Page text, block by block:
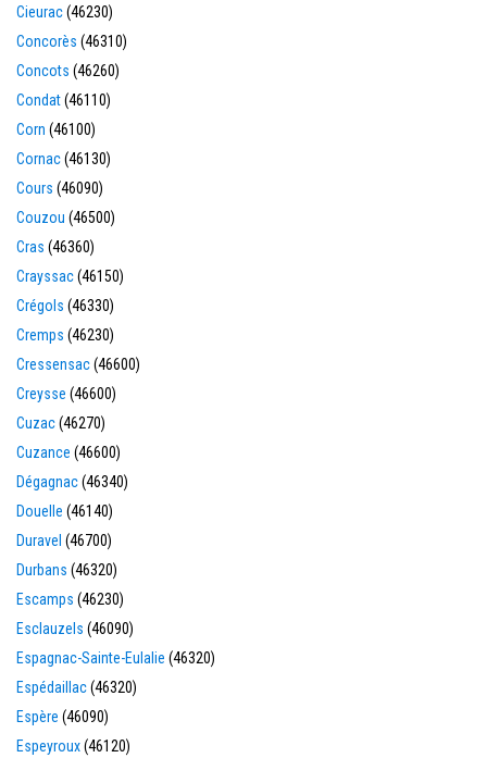
Cieurac(46230)
Concorès (46310)
Concots (46260)
Condat(46110)
Corn (46100)
Cornac(46130)
Cours (46090)
Couzou (46500)
Cras (46360)
Crayssac(46150)
Crégols (46330)
Cremps (46230)
Cressensac(46600)
Creysse (46600)
Cuzac(46270)
Cuzance (46600)
Dégagnac(46340)
Douelle (46140)
Duravel (46700)
Durbans (46320)
Escamps (46230)
Esclauzels (46090)
Espagnac-Sainte-Eulalie (46320)
Espédaillac(46320)
Espère (46090)
Espeyroux(46120)